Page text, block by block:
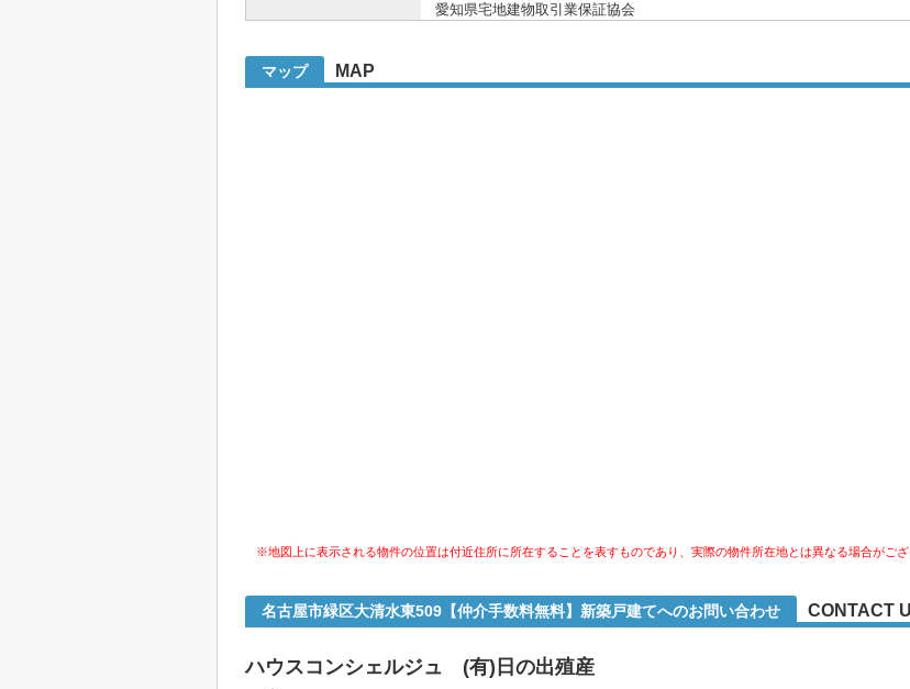
愛知県宅地建物取引業保証協会
マップ MAP
※地図上に表示される物件の位置は付近住所に所在することを表すものであり、実際の物件所在地とは異なる場合がござ
名古屋市緑区大清水東509【仲介手数料無料】新築戸建てへのお問い合わせ CONTACT
ハウスコンシェルジュ (有)日の出殖産